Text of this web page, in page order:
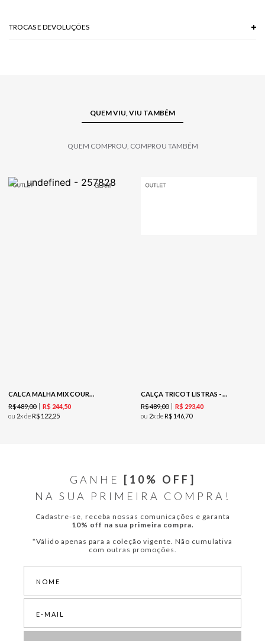
TROCAS E DEVOLUÇÕES
QUEM VIU, VIU TAMBÉM
QUEM COMPROU, COMPROU TAMBÉM
CALCA MALHA MIX COURO PRETO
R$489,00 R$ 244 50
ou 2x deR$ 122 25
CALÇA TRICOT LISTRAS - SANDALO
R$489,00 R$ 29340
ou 2x deR$ 14670
GANHE
[10% OFF]
NA SUA PRIMEIRA COMPRA!
Cadastre-se, receba nossas comunicações e garanta
10% off na sua primeira compra.
*Válido apenas para a coleção vigente. Não cumulativa
com outras promoções.